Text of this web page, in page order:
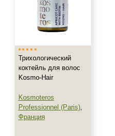
Трихологический
коктейль для волос
Kosmo-Hair
Kosmoteros
Professionnel (Paris),
Франция